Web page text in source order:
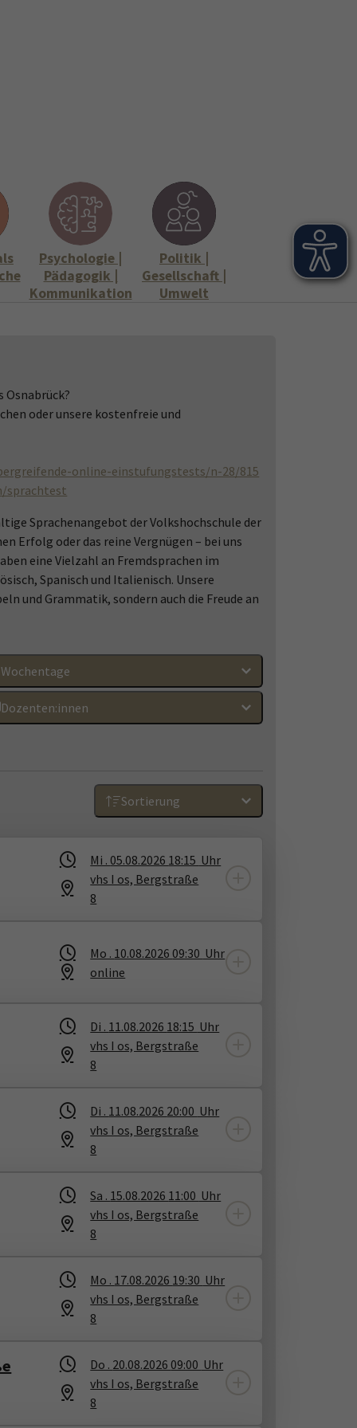
Psychologie |
Pädagogik |
Kommunikation
Politik |
Gesellschaft |
Umwelt
Osnabrück?
oder unsere kostenfreie und
online-einstufungstests/n-28/815
sprachtest
Sprachenangebot der Volkshochschule der
Erfolg oder das reine Vergnügen – bei uns
eine Vielzahl an Fremdsprachen im
Spanisch und Italienisch. Unsere
und Grammatik, sondern auch die Freude an
Wochentage
Dozenten:innen
Sortierung
Mi . 05.08.2026 18:15 Uhr
vhs I os, Bergstraße
8
Mo . 10.08.2026 09:30 Uhr
online
Di . 11.08.2026 18:15 Uhr
vhs I os, Bergstraße
8
Di . 11.08.2026 20:00 Uhr
vhs I os, Bergstraße
8
Sa . 15.08.2026 11:00 Uhr
vhs I os, Bergstraße
8
Mo . 17.08.2026 19:30 Uhr
vhs I os, Bergstraße
8
Do . 20.08.2026 09:00 Uhr
vhs I os, Bergstraße
8